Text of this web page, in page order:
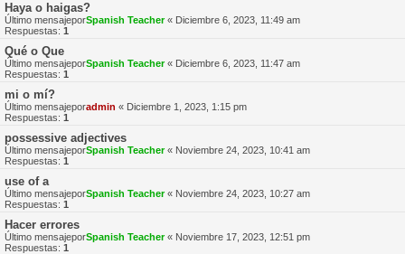
Haya o haigas?
Último mensajeporSpanish Teacher« Diciembre 6, 2023, 11:49 am
Respuestas: 1
Qué o Que
Último mensajeporSpanish Teacher« Diciembre 6, 2023, 11:47 am
Respuestas: 1
mi o mí?
Último mensajeporadmin « Diciembre 1, 2023, 1:15 pm
Respuestas: 1
possessive adjectives
Último mensajeporSpanish Teacher« Noviembre 24, 2023, 10:41 am
Respuestas: 1
use of a
Último mensajeporSpanish Teacher« Noviembre 24, 2023, 10:27 am
Respuestas: 1
Hacer errores
Último mensajeporSpanish Teacher« Noviembre 17, 2023, 12:51 pm
Respuestas: 1